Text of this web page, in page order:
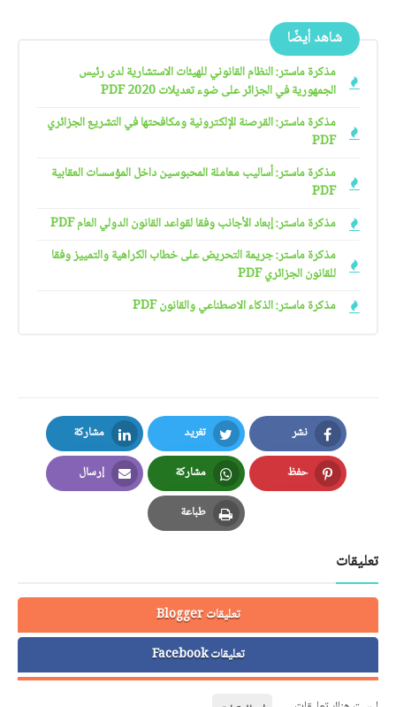
شاهد أيضًا
مذكرة ماستر: النظام القانوني للهيئات الاستشارية لدى رئيس
الجمهورية في الجزائر على ضوء تعديلات 2020 PDF
مذكرة ماستر: القرصنة الإلكترونية ومكافحتها في التشريع الجزائري
PDF
مذكرة ماستر: أساليب معاملة المحبوسين داخل المؤسسات العقابية
PDF
مذكرة ماستر: إبعاد الأجانب وفقا لقواعد القانون الدولي العام PDF
مذكرة ماستر: جريمة التحريض على خطاب الكراهية والتمييز وفقا
للقانون الجزائري PDF
مذكرة ماستر: الذكاء الاصطناعي والقانون PDF
نشر
Facebook
تغريد
Twitter
مشاركة
LinkedIn
حفظ
Pinterest
مشاركة
Whatsapp
إرسال
Email
طباعة
Print
تعليقات
تعليقات Blogger
تعليقات Facebook